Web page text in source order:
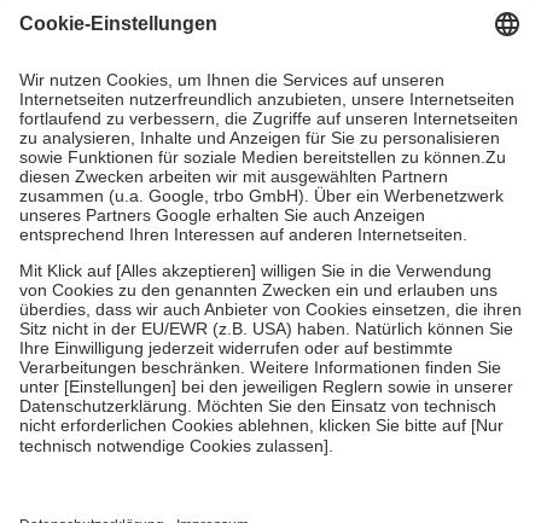
Grundsätzlich leisten Mitglieder Zuzahlungen in Höhe von zehn
höchstens zehn Euro.
Es sind jedoch nie mehr als die tatsächlichen
Kosten der Leistung zu entrichten.
Diese Regeln gelten grundsätzlich auch für Online-Apotheken.
Bei Heilmitteln und häuslicher Krankenpflege beträgt die
Zuzahlung zehn Prozent der Kosten sowie zehn Euro je
Verordnung.
Um das Engagement der Versicherten für ihre eigene Gesundheit zu
stärken und die besondere Stellung der Familie zu unterstützen,
fallenkeine Zuzahlungenan bei:
• Kindern und Jugendlichen bis zum vollendeten 18. Lebensjahr
mit Ausnahme der Fahrkosten
• Untersuchungen zur Vorsorge und Früherkennung, die von der
GKV getragen werden
• empfohlenen Schutzimpfungen
• Harn- und Blutteststreifen